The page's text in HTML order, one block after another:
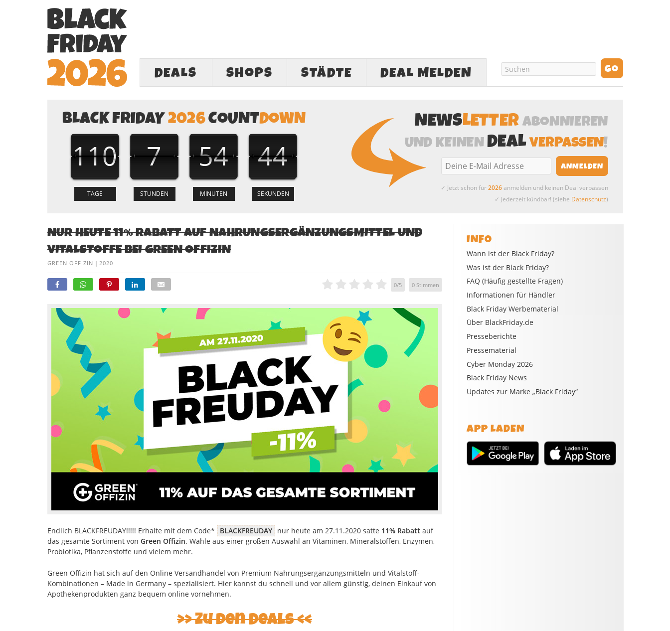
DEALS SHOPS STÄDTE DEAL MELDEN
BLACK FRIDAY2026COUNTDOWN
110 7 54 43
NEWSLETTERABONNIEREN
UND KEINENDEALVERPASSEN!
✓ Jetzt schon für2026anmelden und keinen Deal verpassen
✓ Jederzeit kündbar! (siehe Datenschutz)
NUR HEUTE 11% RABATT AUF NAHRUNGSERGÄNZUNGSMITTEL UND
VITALSTOFFE BEI GREEN OFFIZIN
GREEN OFFIZIN | 2020
0/5 0Stimmen
Endlich BLACKFREUDAY!!!!! Erhalte mit dem Code* BLACKFREUDAY nur heute am 27.11.2020 satte 11% Rabatt auf
das gesamte Sortiment von Green Offizin. Wähle aus einer großen Auswahl an Vitaminen, Mineralstoffen, Enzymen,
Probiotika, Pflanzenstoffe und vielem mehr.
Green Offizin hat sich auf den Online Versandhandel von Premium Nahrungsergänzungsmitteln und Vitalstoff-
Kombinationen – Made in Germany – spezialisiert. Hier kannst du schnell und vor allem günstig, deinen Einkauf von
Apothekenprodukten ganz bequem online vornehmen.
Zu den Deals
INFO
Wann ist der Black Friday?
Was ist der Black Friday?
FAQ (Häufig gestellte Fragen)
Informationen für Händler
Black Friday Werbematerial
Über BlackFriday.de
Presseberichte
Pressematerial
Cyber Monday 2026
Black Friday News
Updates zur Marke „Black Friday“
APP LADEN